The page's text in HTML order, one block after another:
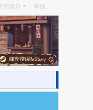
用道具 举报